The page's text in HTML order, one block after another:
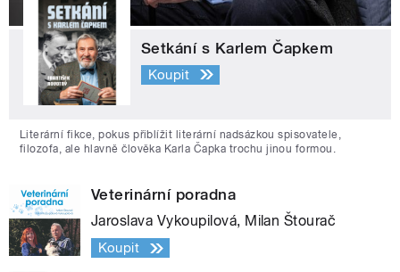
Setkání s Karlem Čapkem
Koupit
Literární fikce, pokus přiblížit literární nadsázkou spisovatele,
filozofa, ale hlavně člověka Karla Čapka trochu jinou formou.
Veterinární poradna
Jaroslava Vykoupilová, Milan Štourač
Koupit